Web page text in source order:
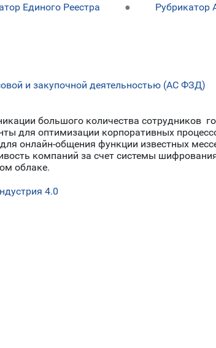
Единого Реестра ● Рубрикатор
и закупочной деятельностью (АС ФЗД)
большого количества сотрудников
для оптимизации корпоративных
онлайн-общения функции известных
компаний за счет системы
облаке.
4.0